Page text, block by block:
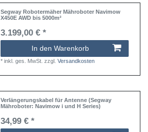
Segway Robotermäher Mähroboter Navimow
X450E AWD bis 5000m²
3.199,00 € *
In den Warenkorb
*inkl. ges. MwSt. zzgl.Versandkosten
Verlängerungskabel für Antenne (Segway
Mähroboter: Navimow i und H Series)
34,99 € *